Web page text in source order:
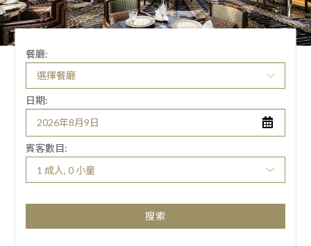
餐廳:
日期:
賓客數目:
1 成人, 0 小童
搜索